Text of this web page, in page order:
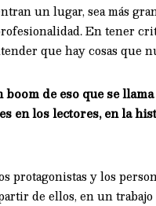
un lugar, sea más
En tener
que hay cosas que
de eso que se llama
en los lectores, en la
protagonistas y los
de ellos, en un trabajo